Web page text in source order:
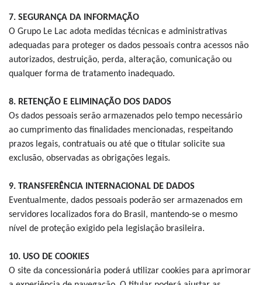
7. SEGURANÇA DA INFORMAÇÃO
O Grupo Le Lac adota medidas técnicas e administrativas
adequadas para proteger os dados pessoais contra acessos não
autorizados, destruição, perda, alteração, comunicação ou
qualquer forma de tratamento inadequado.
8. RETENÇÃO E ELIMINAÇÃO DOS DADOS
Os dados pessoais serão armazenados pelo tempo necessário
ao cumprimento das finalidades mencionadas, respeitando
prazos legais, contratuais ou até que o titular solicite sua
exclusão, observadas as obrigações legais.
9. TRANSFERÊNCIA INTERNACIONAL DE DADOS
Eventualmente, dados pessoais poderão ser armazenados em
servidores localizados fora do Brasil, mantendo-se o mesmo
nível de proteção exigido pela legislação brasileira.
10. USO DE COOKIES
O site da concessionária poderá utilizar cookies para aprimorar